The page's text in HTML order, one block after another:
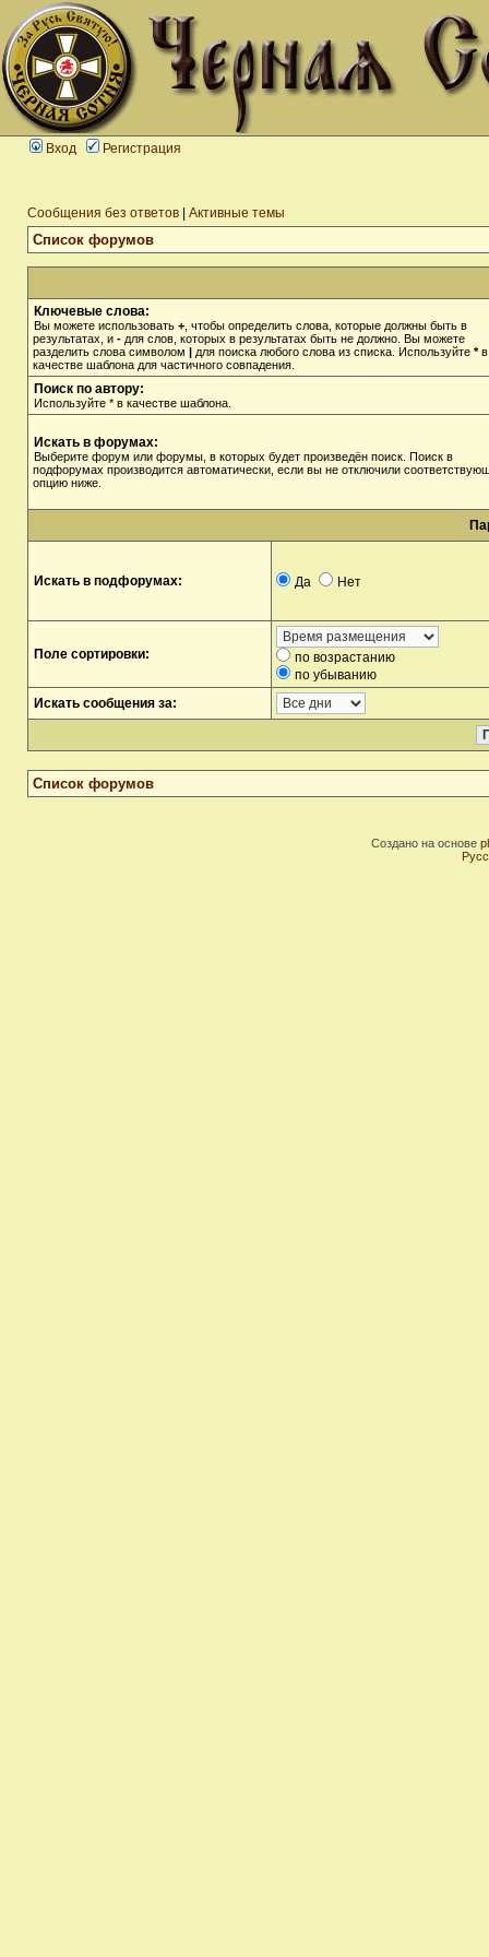
Вход Регистрация
Сообщения без ответов Активные темы
Список форумов
Ключевые слова:
Вы можете использовать + , чтобы определить слова, которые должны быть в
результатах, и - для слов, которых в результатах быть не должно. Вы можете
разделить слова символом | для поиска любого слова из списка. Используйте *в
качестве шаблона для частичного совпадения.
Поиск по автору:
Используйте * в качестве шаблона.
Искать в форумах:
Выберите форум или форумы, в которых будет произведён поиск. Поиск в
подфорумах производится автоматически, если вы не отключили
опцию ниже.
Искать в подфорумах: Да Нет
Поле сортировки:
по возрастанию
по убыванию
Искать сообщения за:
Список форумов
Создано на основе